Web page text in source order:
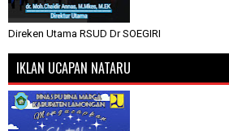
Direken Utama RSUD Dr SOEGIRI
IKLAN UCAPAN NATARU